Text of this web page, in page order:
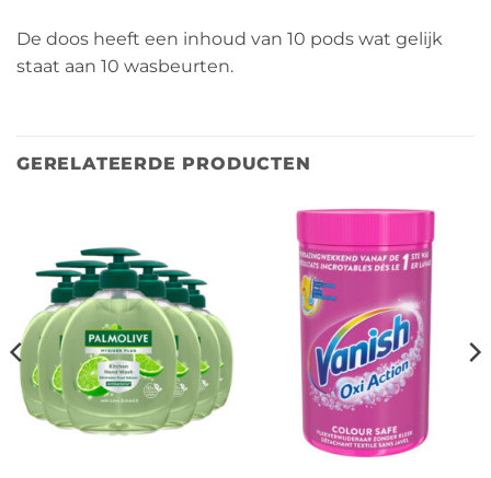
De doos heeft een inhoud van 10 pods wat gelijk
staat aan 10 wasbeurten.
GERELATEERDE PRODUCTEN